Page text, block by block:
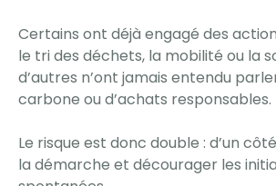
Certains ont déjà engagé des
le tri des déchets, la mobilité ou la
d’autres n’ont jamais entendu
carbone ou d’achats responsables.
Le risque est donc double : d’un
la démarche et décourager les